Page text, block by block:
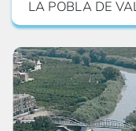
LA POBLA DE